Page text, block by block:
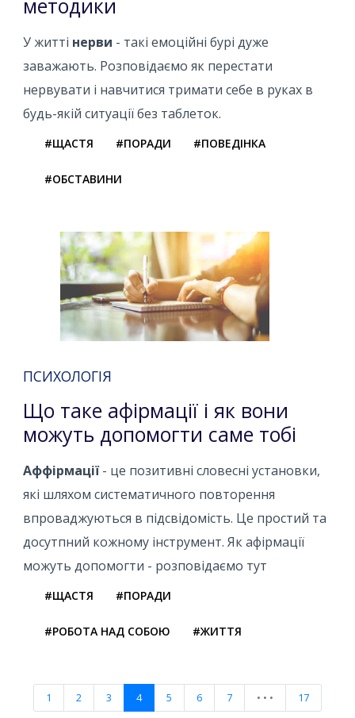
методики
У житті нерви - такі емоційні бурі дуже
заважають. Розповідаємо як перестати
нервувати і навчитися тримати себе в руках в
будь-якій ситуації без таблеток.
#ЩАСТЯ #ПОРАДИ #ПОВЕДІНКА
#ОБСТАВИНИ
ПСИХОЛОГІЯ
Що таке афірмації і як вони
можуть допомогти саме тобі
Аффірмації- це позитивні словесні установки,
які шляхом систематичного повторення
впроваджуються в підсвідомість. Це простий та
досутпний кожному інструмент. Як афірмації
можуть допомогти - розповідаємо тут
#ЩАСТЯ #ПОРАДИ
#РОБОТА НАД СОБОЮ #ЖИТТЯ
1 2 3 4 5 6 7 • • • 17